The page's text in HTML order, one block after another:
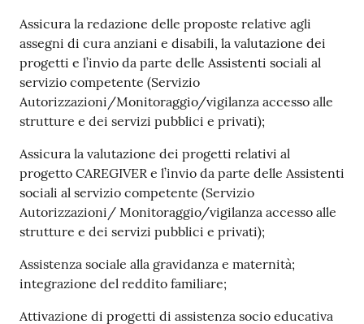
Assicura la redazione delle proposte relative agli
assegni di cura anziani e disabili, la valutazione dei
progetti e l’invio da parte delle Assistenti sociali al
servizio competente (Servizio
Autorizzazioni/Monitoraggio/vigilanza accesso alle
strutture e dei servizi pubblici e privati);
Assicura la valutazione dei progetti relativi al
progetto CAREGIVER e l’invio da parte delle Assistenti
sociali al servizio competente (Servizio
Autorizzazioni/ Monitoraggio/vigilanza accesso alle
strutture e dei servizi pubblici e privati);
Assistenza sociale alla gravidanza e maternità;
integrazione del reddito familiare;
Attivazione di progetti di assistenza socio educativa